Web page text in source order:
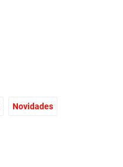
Novidades